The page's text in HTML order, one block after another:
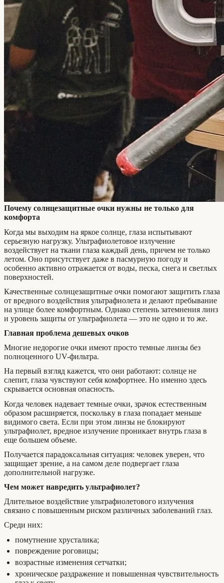
Почему солнцезащитные очки нужны не только для
комфорта
Когда мы выходим на яркое солнце, глаза испытывают
серьезную нагрузку. Ультрафиолетовое излучение
воздействует на ткани глаза каждый день, причем не только
летом. Оно присутствует даже в пасмурную погоду и
особенно активно отражается от воды, песка, снега и светлых
поверхностей.
Качественные солнцезащитные очки помогают защитить глаза
от вредного воздействия ультрафиолета и делают пребывание
на улице более комфортным. Однако степень затемнения линз
и уровень защиты от ультрафиолета — это не одно и то же.
Главная проблема дешевых очков
Многие недорогие очки имеют просто темные линзы без
полноценного UV-фильтра.
На первый взгляд кажется, что они работают: солнце не
слепит, глаза чувствуют себя комфортнее. Но именно здесь
скрывается основная опасность.
Когда человек надевает темные очки, зрачок естественным
образом расширяется, поскольку в глаза попадает меньше
видимого света. Если при этом линзы не блокируют
ультрафиолет, вредное излучение проникает внутрь глаза в
еще большем объеме.
Получается парадоксальная ситуация: человек уверен, что
защищает зрение, а на самом деле подвергает глаза
дополнительной нагрузке.
Чем может навредить ультрафиолет?
Длительное воздействие ультрафиолетового излучения
связано с повышенным риском различных заболеваний глаз.
Среди них:
помутнение хрусталика;
повреждение роговицы;
возрастные изменения сетчатки;
хроническое раздражение и повышенная чувствительность